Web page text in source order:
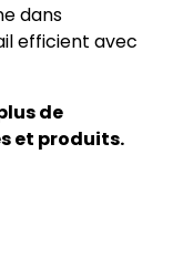
dans
efficient avec
de
et produits.